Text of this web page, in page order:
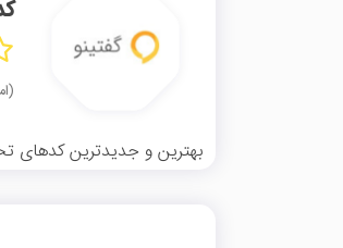
(امتیاز
بهترین و جدیدترین کدهای